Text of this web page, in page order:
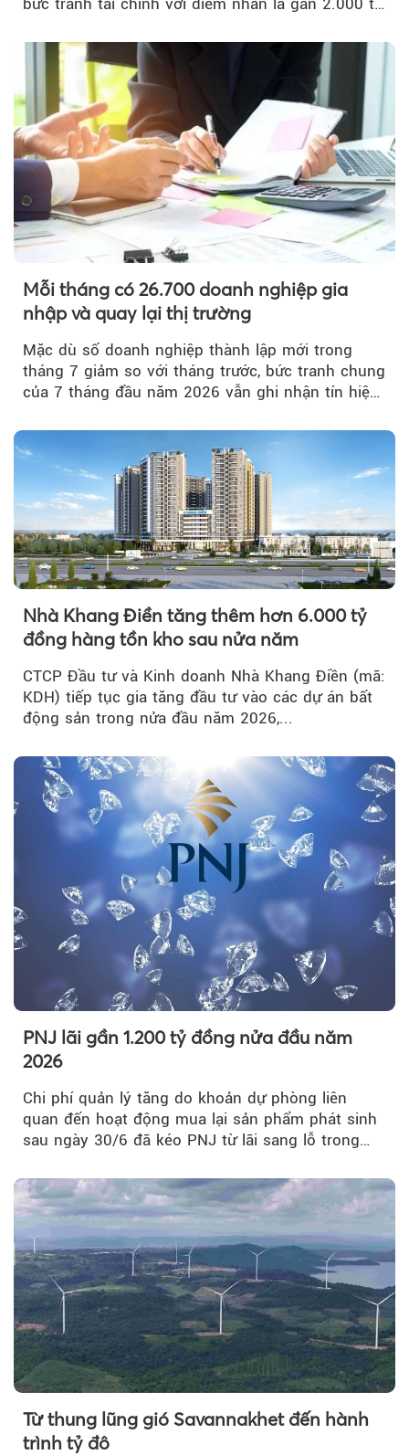
Mỗi tháng có 26.700 doanh nghiệp gia
nhập và quay lại thị trường
Mặc dù số doanh nghiệp thành lập mới trong
tháng 7 giảm so với tháng trước, bức tranh chung
của 7 tháng đầu năm 2026 vẫn ghi nhận tín hiệu
Nhà Khang Điền tăng thêm hơn 6.000 tỷ
đồng hàng tồn kho sau nửa năm
CTCP Đầu tư và Kinh doanh Nhà Khang Điền (mã:
KDH) tiếp tục gia tăng đầu tư vào các dự án bất
động sản trong nửa đầu năm 2026,...
PNJ lãi gần 1.200 tỷ đồng nửa đầu năm
2026
Chi phí quản lý tăng do khoản dự phòng liên
quan đến hoạt động mua lại sản phẩm phát sinh
sau ngày 30/6 đã kéo PNJ từ lãi sang lỗ trong
Từ thung lũng gió Savannakhet đến hành
trình tỷ đô